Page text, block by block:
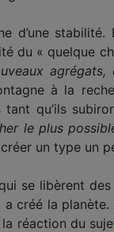
d’une
du « quelque
à la
tant qu’ils
le plus
un type un
se libèrent
créé la planète.
réaction du